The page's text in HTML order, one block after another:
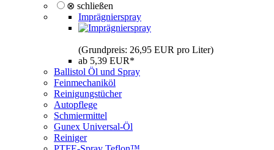
⊗ schließen
Imprägnierspray
(Grundpreis: 26,95 EUR pro Liter)
ab 5,39 EUR*
Ballistol Öl und Spray
Feinmechaniköl
Reinigungstücher
Autopflege
Schmiermittel
Gunex Universal-Öl
Reiniger